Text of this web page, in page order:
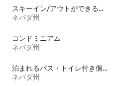
スキーイン/アウトができる宿泊先
ネバダ州
コンドミニアム
ネバダ州
泊まれるバス・トイレ付き個室
ネバダ州